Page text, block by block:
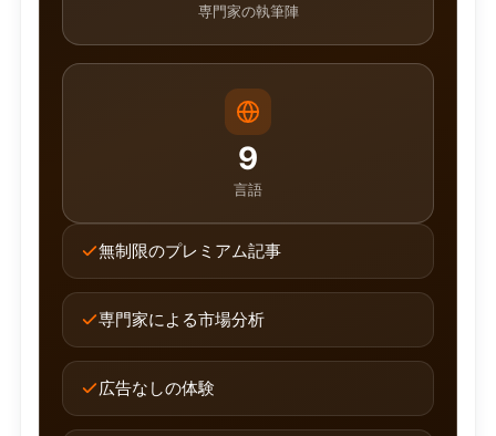
専門家の執筆陣
9
言語
無制限のプレミアム記事
専門家による市場分析
広告なしの体験